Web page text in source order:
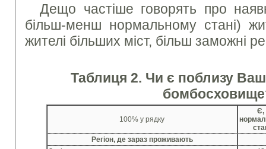
Дещо частіше говорять про
більш-менш нормальному стані)
жителі більших міст, більш заможні
Таблиця 2. Чи є поблизу
100% у рядку
Є,
Регіон, де зараз проживають